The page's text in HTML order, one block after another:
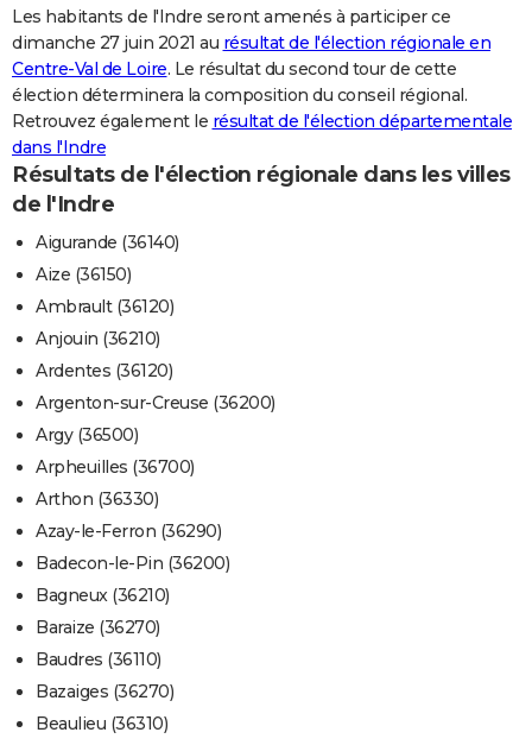
Destinations
City break
Voyage nature
Voyage de noces
Forum
Climat
+
GUIDES D'ACHAT
BONS PLANS
CARTE DE VOEUX
Carte de Noël
Carte Bonne année
Carte Saint-Valentin
Carte Pâques
Carte d'anniversaire
Dictionnaire
Biographies
Citations
Expressions
Proverbes
PROGRAMME TV
COPAINS D'AVANT
S'inscrire
Se connecter
Lycées
Collèges
Primaires
Universités
Entreprises
Service militaire
Avis de recherche
AVIS DE DÉCÈS
FORUM
Bricolage
Lifestyle
Culture
Sport
Auto
Television
Voyage
Cinema
Les habitants de l'Indre seront amenés à participer ce
dimanche 27 juin 2021 au résultat de l'élection régionale en
Centre-Val de Loire. Le résultat du second tour de cette
élection déterminera la composition du conseil régional.
Retrouvez également le résultat de l'élection départementale
dans l'Indre
Résultats de l'élection régionale dans les villes
de l'Indre
Aigurande (36140)
Aize (36150)
Ambrault (36120)
Anjouin (36210)
Ardentes (36120)
Argenton-sur-Creuse (36200)
Argy (36500)
Arpheuilles (36700)
Arthon (36330)
Azay-le-Ferron (36290)
Badecon-le-Pin (36200)
Bagneux (36210)
Baraize (36270)
Baudres (36110)
Bazaiges (36270)
Beaulieu (36310)